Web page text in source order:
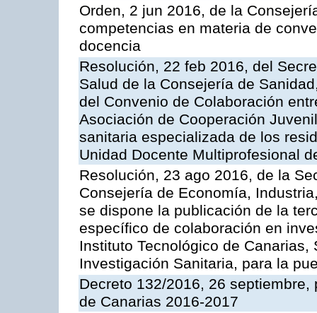
Orden, 2 jun 2016, de la
competencias en materia de
docencia
Resolución, 22 feb 2016, del
Salud de la Consejería de
del Convenio de Colaboración
Asociación de Cooperación
sanitaria especializada de los
Unidad Docente Multiprofesional
Resolución, 23 ago 2016, de la
Consejería de Economía,
se dispone la publicación de la
específico de colaboración en
Instituto Tecnológico de
Investigación Sanitaria, para la
Decreto 132/2016, 26
de Canarias 2016-2017